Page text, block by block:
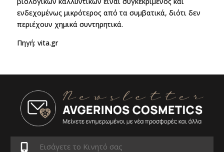
ενδεχομένως μικρότερος από τα συμβατικά, διότι δεν
περιέχουν χημικά συντηρητικά.
Πηγή: vita.gr